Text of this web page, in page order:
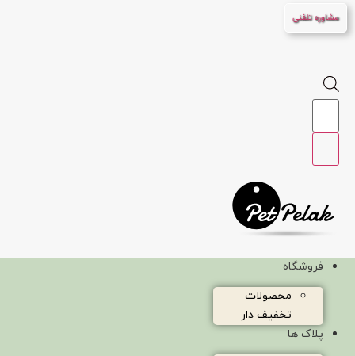
پرش
به
مشاوره تلفنی
Products
فروشگاه
محصولات
تخفیف دار
پلاک ها